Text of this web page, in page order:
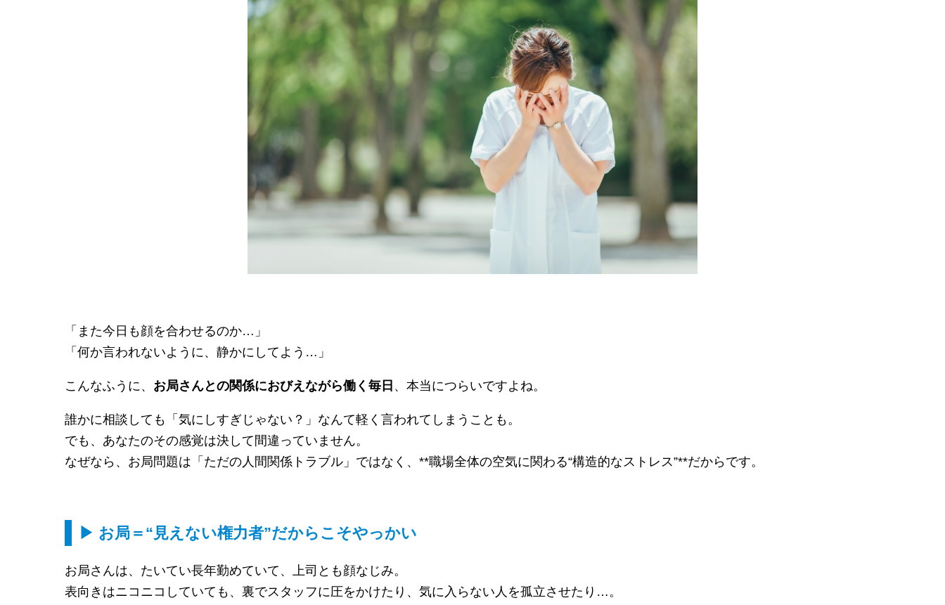
「また今日も顔を合わせるのか…」
「何か言われないように、静かにしてよう…」
こんなふうに、 お局さんとの関係におびえながら働く毎日 、本当につらいですよね。
誰かに相談しても「気にしすぎじゃない？」なんて軽く言われてしまうことも。
でも、あなたのその感覚は決して間違っていません。
なぜなら、お局問題は「ただの人間関係トラブル」ではなく、**職場全体の空気に関わる“構造的なストレス”**だからです。
▶ お局＝“見えない権力者”だからこそやっかい
お局さんは、たいてい長年勤めていて、上司とも顔なじみ。
表向きはニコニコしていても、裏でスタッフに圧をかけたり、気に入らない人を孤立させたり…。